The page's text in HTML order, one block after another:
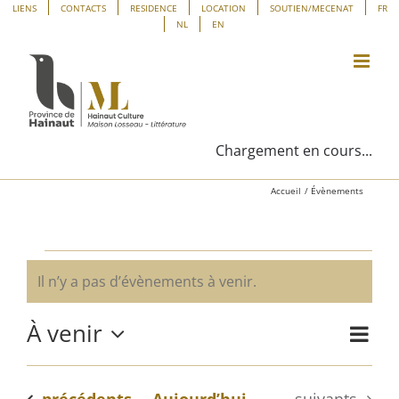
Panneau de gestion des cookies
Passer
contenu
LIENS CONTACTS RESIDENCE LOCATION SOUTIEN/MECENAT
FR
NL
EN
Chargement en cours...
Accueil Évènements
Évènements
Notice
Il n’y a pas d’évènements à venir.
Liste
À venir
Sélectionnez